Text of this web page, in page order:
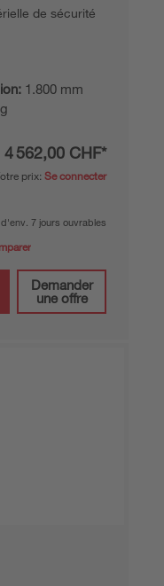
de sécurité
1.800 mm
4 562,00 CHF*
prix: Se connecter
7 jours ouvrables
Demander
une offre